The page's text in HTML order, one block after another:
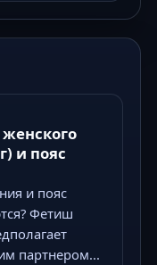
и пояс
и пояс
Фетиш
партнером...